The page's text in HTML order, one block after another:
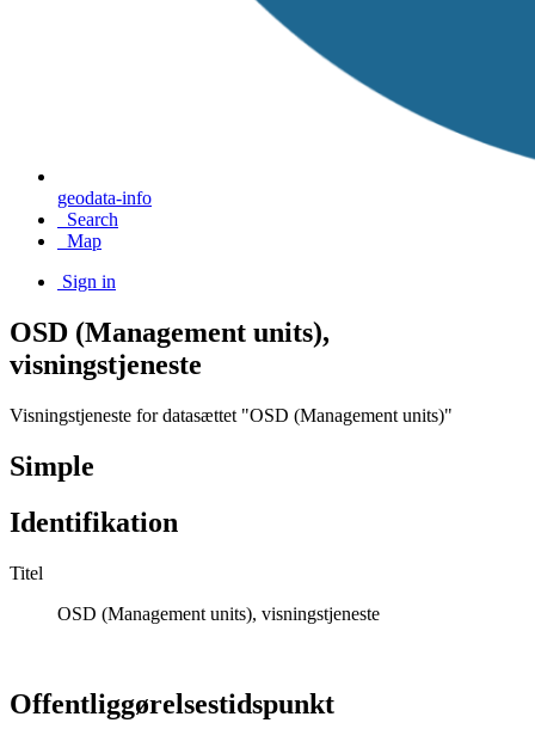
geodata-info
Search
Map
Sign in
OSD (Management units),
visningstjeneste
Visningstjeneste for datasættet "OSD (Management units)"
Simple
Identifikation
Titel
OSD (Management units), visningstjeneste
Offentliggørelsestidspunkt